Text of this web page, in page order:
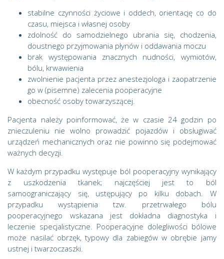
stabilne czynności życiowe i oddech, orientację co do
czasu, miejsca i własnej osoby
zdolność do samodzielnego ubrania się, chodzenia,
doustnego przyjmowania płynów i oddawania moczu
brak występowania znacznych nudności, wymiotów,
bólu, krwawienia
zwolnienie pacjenta przez anestezjologa i zaopatrzenie
go w (pisemne) zalecenia pooperacyjne
obecność osoby towarzyszącej.
Pacjenta należy poinformować, że w czasie 24 godzin po
znieczuleniu nie wolno prowadzić pojazdów i obsługiwać
urządzeń mechanicznych oraz nie powinno się podejmować
ważnych decyzji.
W każdym przypadku występuje ból pooperacyjny wynikający
z uszkodzenia tkanek; najczęściej jest to ból
samoograniczający się, ustępujący po kilku dobach. W
przypadku wystąpienia tzw. przetrwałego bólu
pooperacyjnego wskazana jest dokładna diagnostyka i
leczenie specjalistyczne. Pooperacyjne dolegliwości bólowe
może nasilać obrzęk, typowy dla zabiegów w obrębie jamy
ustnej i twarzoczaszki.